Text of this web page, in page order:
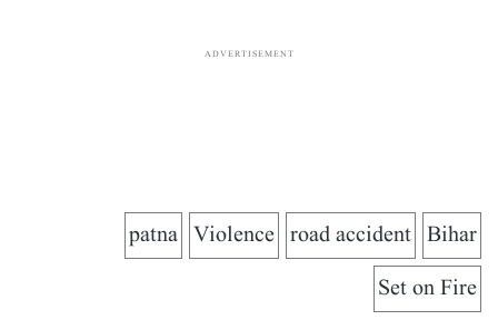
ADVERTISEMENT
Bihar
road accident
Violence
patna
Set on Fire